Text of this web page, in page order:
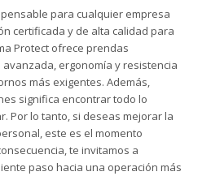
para cualquier empresa
certificada y de alta calidad para
Protect ofrece prendas
ergonomía y resistencia
más exigentes. Además,
significa encontrar todo lo
Por lo tanto, si deseas mejorar la
este es el momento
te invitamos a
paso hacia una operación más